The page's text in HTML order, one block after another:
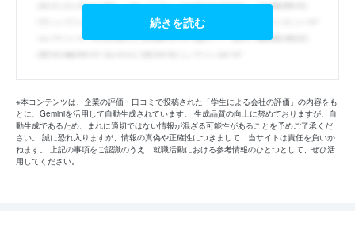
続きを読む
※本コンテンツは、企業の評価・口コミで投稿された「学生による会社の評価」の内容をも
とに、Geminiを活用して自動生成されています。 生成品質の向上に努めておりますが、自
動生成であるため、まれに適切ではない情報が混ざる可能性があることを予めご了承くだ
さい。 誠に恐れ入りますが、情報の真偽や正確性につきまして、当サイトは責任を負いか
ねます。 上記の事項をご認識のうえ、就職活動における参考情報のひとつとして、ぜひ活
用してください。